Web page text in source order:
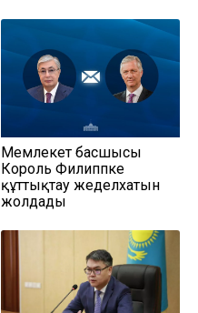
Мемлекет басшысы
Король Филиппке
құттықтау жеделхатын
жолдады